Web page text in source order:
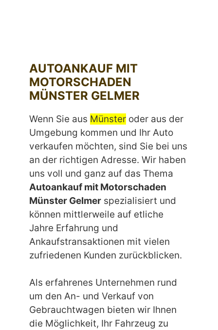
AUTOANKAUF MIT
MOTORSCHADEN
MÜNSTER GELMER
Wenn Sie aus Münster oder aus der
Umgebung kommen und Ihr Auto
verkaufen möchten, sind Sie bei uns
an der richtigen Adresse. Wir haben
uns voll und ganz auf das Thema
Autoankauf mit Motorschaden
Münster Gelmer spezialisiert und
können mittlerweile auf etliche
Jahre Erfahrung und
Ankaufstransaktionen mit vielen
zufriedenen Kunden zurückblicken.
Als erfahrenes Unternehmen rund
um den An- und Verkauf von
Gebrauchtwagen bieten wir Ihnen
die Möglichkeit, Ihr Fahrzeug zu